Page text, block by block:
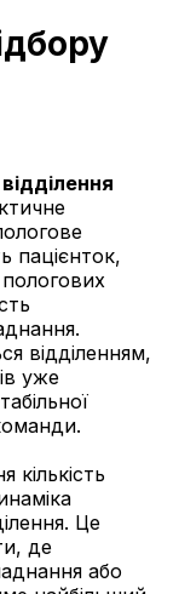
пацієнток,
відділенням,
уже
кількість
Це
де
або